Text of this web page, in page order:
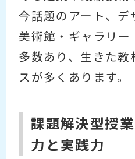
今話題のアート、デ
美術館・ギャラリ
多数あり、生きた教
スが多くあります。
課題解決型授
力と実践力